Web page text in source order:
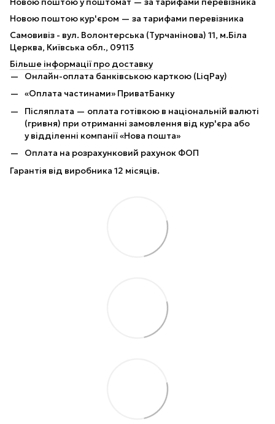
Новою поштою кур'єром — за тарифами перевізника
Самовивіз - вул. Волонтерська (Турчанінова) 11, м.Біла
Церква, Київська обл., 09113
Більше інформації про доставку
Онлайн-оплата банківською карткою (LiqPay)
«Оплата частинами» ПриватБанку
Післяплата — оплата готівкою в національній валюті
(гривня) при отриманні замовлення від кур'єра або
у відділенні компанії «Нова пошта»
Оплата на розрахунковий рахунок ФОП
Гарантія від виробника 12 місяців.